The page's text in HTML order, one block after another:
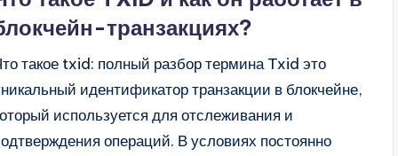
транзакциях?
такое txid: полный разбор термина Txid это
идентификатор транзакции в блокчейне,
используется для отслеживания и
операций. В условиях постоянно